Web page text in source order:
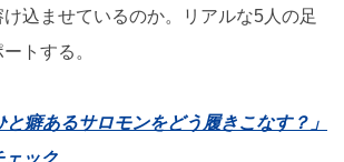
込ませているのか。リアルな5人の足
トする。
と癖あるサロモンをどう履きこなす？」
ェック